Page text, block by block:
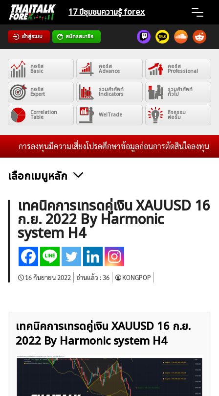
Skip
content
17 ปีชุมชนความรู้ forex
เข้าสู่ระบบ สมัครสมาชิก
Home
News
Articles
VPS Register
ค้นหา
สำหรับ:
คอร์ส
Basic
คอร์ส
Advance
คอร์ส
Professional
คอร์ส
Expert
รวมคำศัพท์
Indicators
รวมคำศัพท์
ทั่วไป
Correlation
Table WelTrade กิจกรรม
ฟอรั่ม
การลงทุนมีความเสี่ยงโปรดศึกษาข้อมูลก่อนการตัดสินใจลงทุน และ
เลือกเมนูหลัก
ข่าวฟอเร็กซ์และสกุลเงิน คริปโตเคอร์เรนซี
ฟรีซิกแนล รายวัน
บทวิเคราะห์
เศรษฐกิจทั่วไป ดัชนี-หุ้น
พันธบัตร
สินค้าโภคภัณฑ์
โบรกเกอร์ FX
กองทุน Forex
ฟรี EA
เทคนิคการเทรดคู่เงิน XAUUSD 16
ก.ย. 2022 By Harmonic
system H4
16 กันยายน 2022 อ่านแล้ว :36 KONGPOP
เทคนิคการเทรดคู่เงิน XAUUSD 16 ก.ย.
2022 By Harmonic system H4